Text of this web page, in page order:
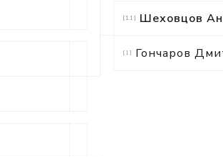
[11] Шеховцов
[1] Гончаров